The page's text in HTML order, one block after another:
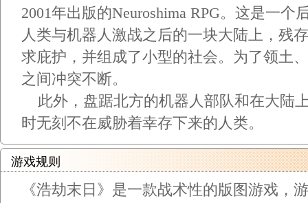
2001年出版的Neuroshima RPG。这是一个
人类与机器人激战之后的一块大陆上，残
求庇护，并组成了小型的社会。为了领土
之间冲突不断。
此外，盘踞北方的机器人部队和在大陆
时无刻不在威胁着幸存下来的人类。
游戏规则
《浩劫末日》是一款战术性的版图游戏，